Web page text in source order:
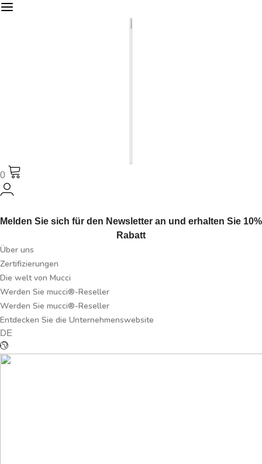
0
Melden Sie sich für den Newsletter an und erhalten Sie 10%
Rabatt
Über uns
Zertifizierungen
Die welt von Mucci
Werden Sie mucci®-Reseller
Werden Sie mucci®-Reseller
Entdecken Sie die Unternehmenswebsite
DE